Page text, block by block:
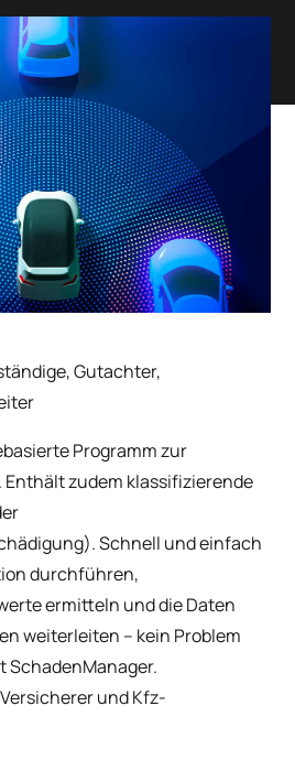
Gutachter,
Programm zur
zudem klassifizierende
Schnell und einfach
durchführen,
ermitteln und die Daten
weiterleiten – kein Problem
SchadenManager.
und Kfz-